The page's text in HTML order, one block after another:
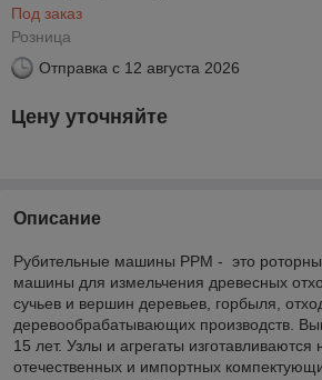
Под заказ
Розница
Отправка с 12 августа 2026
Цену уточняйте
Описание
Рубительные машины РРМ - это
машины для измельчения древесных
сучьев и вершин деревьев, горбыля,
деревообрабатывающих производств.
15 лет. Узлы и агрегаты
отечественных и импортных